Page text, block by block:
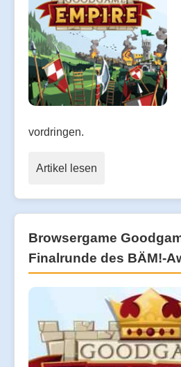
vordringen.
Artikel lesen
Browsergame
Finalrunde des BÄM!-